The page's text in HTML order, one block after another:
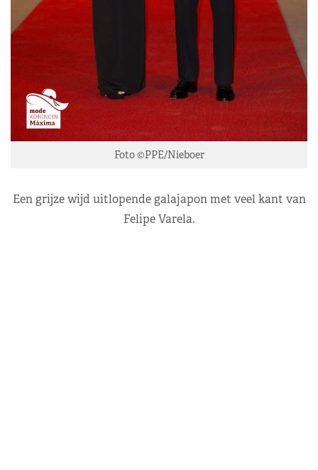
Foto ©PPE/Nieboer
Een grijze wijd uitlopende galajapon met veel kant van
Felipe Varela.